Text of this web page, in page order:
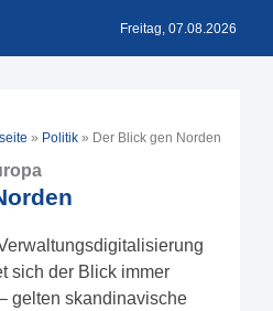
Freitag, 07.08.2026
» Politik » Der Blick gen Norden
sich der Blick immer
gelten skandinavische